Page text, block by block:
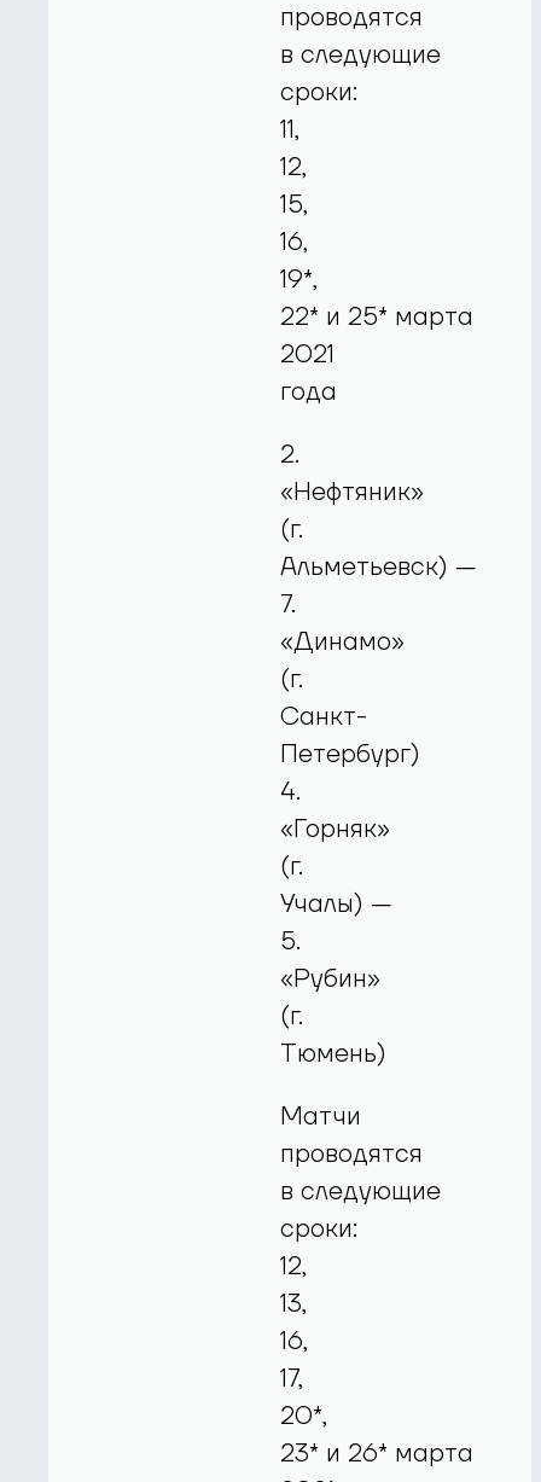
проводятся
в следующие
сроки:
11,
12,
15,
16,
19*,
22* и 25* марта
2021
года
2.
«Нефтяник»
(г.
Альметьевск) —
7.
«Динамо»
(г.
Санкт-
Петербург)
4.
«Горняк»
(г.
Учалы) —
5.
«Рубин»
(г.
Тюмень)
Матчи
проводятся
в следующие
сроки:
12,
13,
16,
17,
20*,
23* и 26* марта